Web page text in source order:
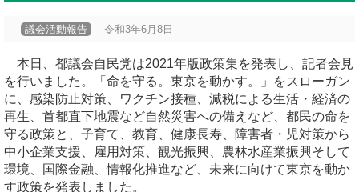
議会活動報告 令和3年6月8日
本日、都議会自民党は2021年版政策集を発表し、記者会見
を行いました。「命を守る。東京を動かす。」をスローガン
に、感染防止対策、ワクチン接種、減税による生活・経済の
再生、首都直下地震など自然災害への備えなど、都民の命を
守る政策と、子育て、教育、健康長寿、障害者・児対策から
中小企業支援、雇用対策、観光振興、農林水産業振興そして
環境、国際金融、情報化推進など、未来に向けて東京を動か
す政策を発表しました。